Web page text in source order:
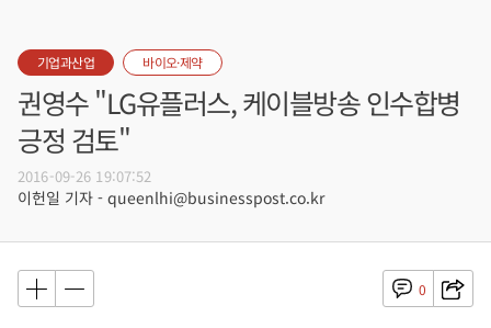
기업과산업 바이오·제약
권영수 "LG유플러스, 케이블방송 인수합병
긍정 검토"
2016-09-26 19:07:52
이헌일 기자 - queenlhi@businesspost.co.kr
0